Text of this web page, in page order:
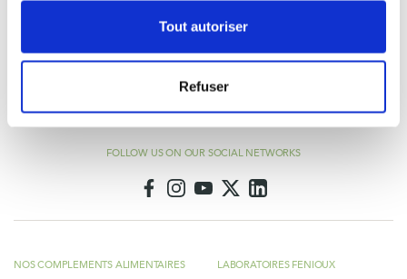
Tout autoriser
Refuser
Monday - Friday
8am - 12pm and 2pm - 6pm
FOLLOW US ON OUR SOCIAL NETWORKS
NOS COMPLEMENTS ALIMENTAIRES LABORATOIRES FENIOUX